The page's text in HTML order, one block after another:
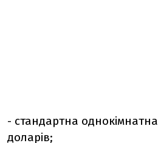
- стандартна
доларів;